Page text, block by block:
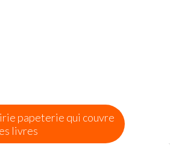
papeterie qui couvre
livres